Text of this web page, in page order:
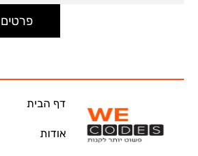
פרטים נוספים
דף הבית
אודות